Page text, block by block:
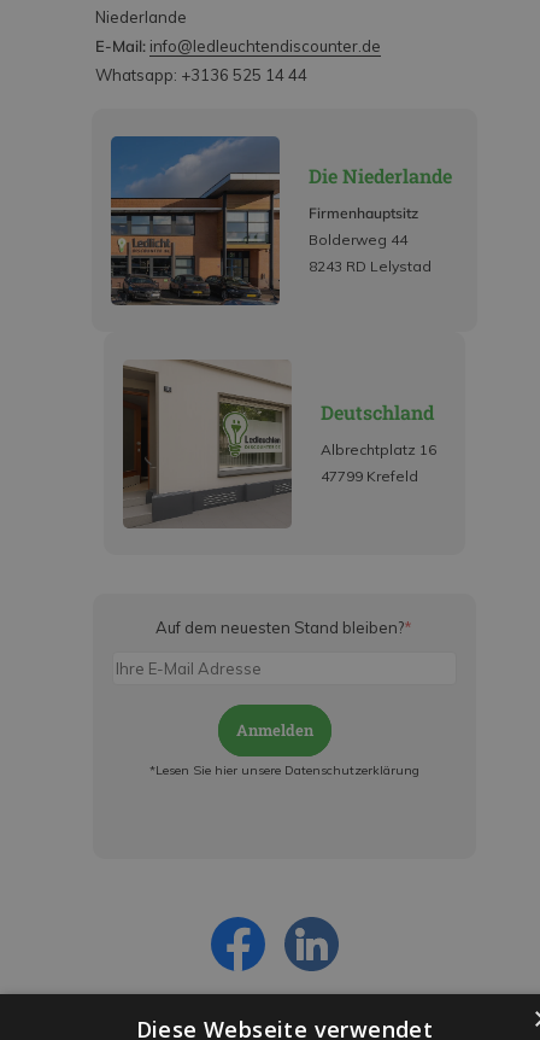
Niederlande
E-Mail: info@ledleuchtendiscounter.de
Whatsapp: +3136 525 14 44
Die Niederlande
Firmenhauptsitz
Bolderweg 44
8243 RD Lelystad
Deutschland
Albrechtplatz 16
47799 Krefeld
Auf dem neuesten Stand bleiben?*
Anmelden
*Lesen Sie hier unsere Datenschutzerklärung
Diese Webseite verwendet